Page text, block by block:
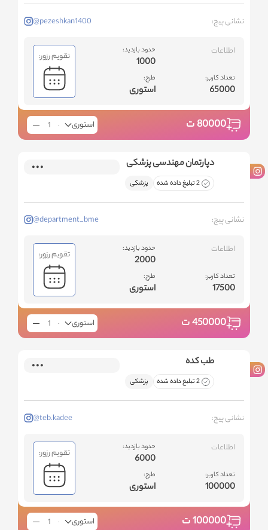
نشانی پیج: @pezeshkan1400
اطلاعات
تعداد کاربر:
65000
حدود بازدید:
1000
طرح:
استوری
تقویم رزور:
80000ت استوری
دپارتمان مهندسی پزشکی
2 تبلیغ داده شده پزشکی
نشانی پیج: @department_bme
اطلاعات
تعداد کاربر:
17500
حدود بازدید:
2000
طرح:
استوری
تقویم رزور:
450000ت استوری
طب کده
2 تبلیغ داده شده پزشکی
نشانی پیج: @teb.kadee
اطلاعات
تعداد کاربر:
100000
حدود بازدید:
6000
طرح:
استوری
تقویم رزور:
100000ت استوری